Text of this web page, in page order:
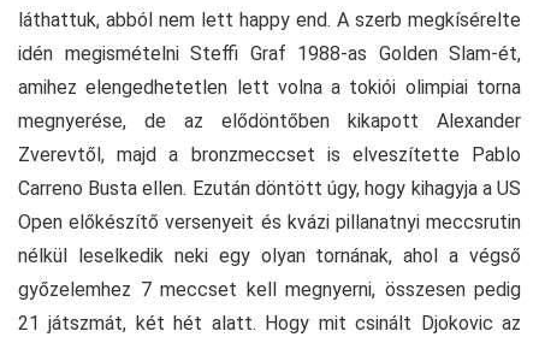
láthattuk, abból nem lett happy end. A szerb megkísérelte
idén megismételni Steffi Graf 1988-as Golden Slam-ét,
amihez elengedhetetlen lett volna a tokiói olimpiai torna
megnyerése, de az elődöntőben kikapott Alexander
Zverevtől, majd a bronzmeccset is elveszítette Pablo
Carreno Busta ellen. Ezután döntött úgy, hogy kihagyja a US
Open előkészítő versenyeit és kvázi pillanatnyi meccsrutin
nélkül leselkedik neki egy olyan tornának, ahol a végső
győzelemhez 7 meccset kell megnyerni, összesen pedig
21 játszmát, két hét alatt. Hogy mit csinált Djokovic az